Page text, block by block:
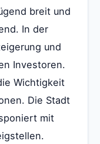
breit und
In der
und
Investoren.
Wichtigkeit
Die Stadt
mit